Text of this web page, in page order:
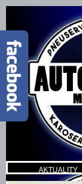
AKTUALITY